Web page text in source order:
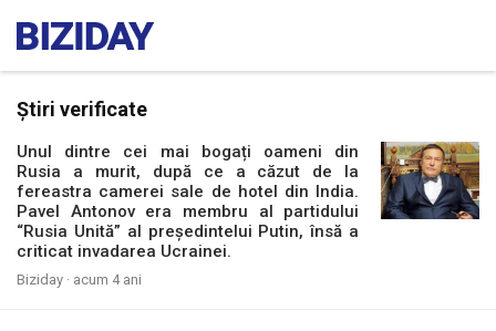
Știri verificate
Unul dintre cei mai bogați oameni din
Rusia a murit, după ce a căzut de la
fereastra camerei sale de hotel din India.
Pavel Antonov era membru al partidului
“Rusia Unită” al președintelui Putin, însă a
criticat invadarea Ucrainei.
Biziday · acum 4 ani